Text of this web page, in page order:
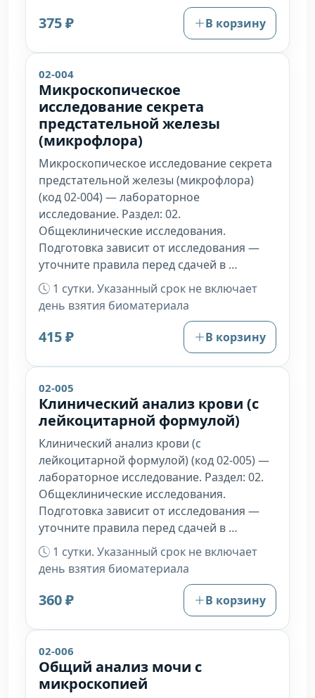
375 ₽ В корзину
02-004
Микроскопическое
исследование секрета
предстательной железы
(микрофлора)
Микроскопическое исследование секрета
предстательной железы (микрофлора)
(код 02-004) — лабораторное
исследование. Раздел: 02.
Общеклинические исследования.
Подготовка зависит от исследования —
уточните правила перед сдачей в …
1 сутки. Указанный срок не включает
день взятия биоматериала
415 ₽ В корзину
02-005
Клинический анализ крови (с
лейкоцитарной формулой)
Клинический анализ крови (c
лейкоцитарной формулой) (код 02-005) —
лабораторное исследование. Раздел: 02.
Общеклинические исследования.
Подготовка зависит от исследования —
уточните правила перед сдачей в …
1 сутки. Указанный срок не включает
день взятия биоматериала
360 ₽ В корзину
02-006
Общий анализ мочи с
микроскопией